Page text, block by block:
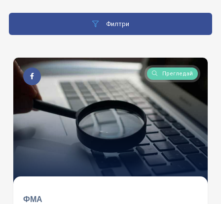
Филтри
Прегледай
ФМА